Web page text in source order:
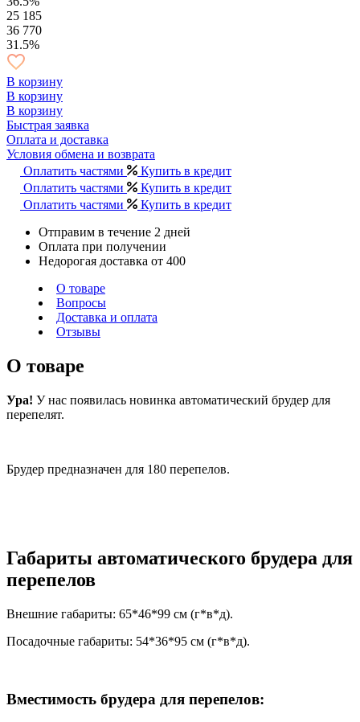
25 185
36 770
31.5%
В корзину
В корзину
В корзину
Быстрая заявка
Оплата и доставка
Условия обмена и возврата
Оплатить частями
Купить в кредит
Оплатить частями
Купить в кредит
Оплатить частями
Купить в кредит
Отправим в течение 2 дней
Оплата при получении
Недорогая доставка от 400
О товаре
Вопросы
Доставка и оплата
Отзывы
О товаре
Ура! У нас появилась новинка автоматический брудер для
перепелят.
Брудер предназначен для 180 перепелов.
Габариты автоматического брудера для
перепелов
Внешние габариты: 65*46*99 см (г*в*д).
Посадочные габариты: 54*36*95 см (г*в*д).
Вместимость брудера для перепелов: